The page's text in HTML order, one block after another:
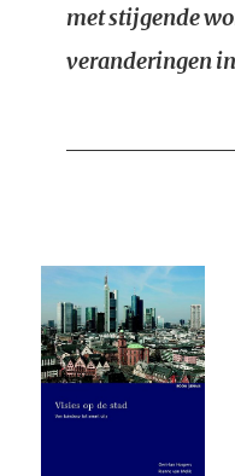
met stijgende
veranderingen